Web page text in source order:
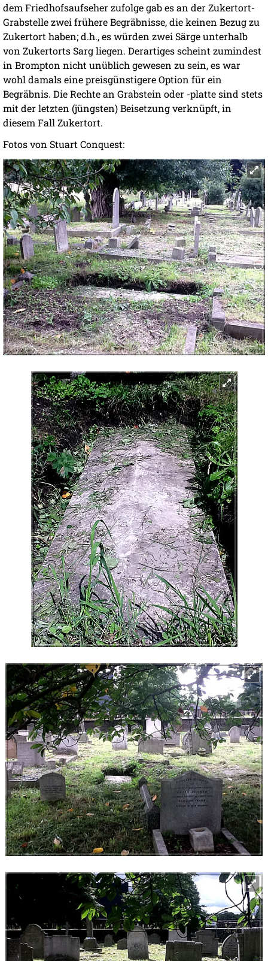
dem Friedhofsaufseher zufolge gab es an der Zukertort-
Grabstelle zwei frühere Begräbnisse, die keinen Bezug zu
Zukertort haben; d.h., es würden zwei Särge unterhalb
von Zukertorts Sarg liegen. Derartiges scheint zumindest
in Brompton nicht unüblich gewesen zu sein, es war
wohl damals eine preisgünstigere Option für ein
Begräbnis. Die Rechte an Grabstein oder -platte sind stets
mit der letzten (jüngsten) Beisetzung verknüpft, in
diesem Fall Zukertort.
Fotos von Stuart Conquest: